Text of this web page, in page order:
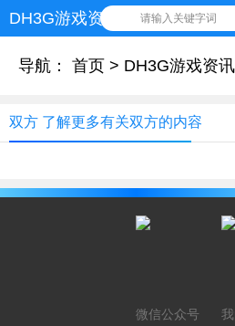
DH3G游戏资讯网 请输入关键字词
导航： 首页 > DH3G游戏资
双方 了解更多有关双方的内容
微信公众号